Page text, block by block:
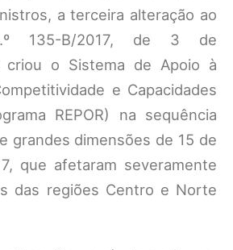
a terceira alteração ao
135-B/2017, de 3 de
criou o Sistema de Apoio à
e Capacidades
REPOR) na sequência
grandes dimensões de 15 de
que afetaram severamente
das regiões Centro e Norte